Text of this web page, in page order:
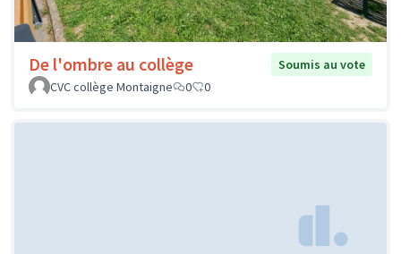
De l'ombre au collège
Soumis au vote
CVC collège Montaigne
0 0